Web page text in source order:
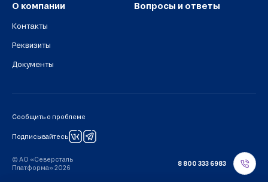
О компании
Контакты
Реквизиты
Документы
Вопросы и ответы
Сообщить о проблеме
© АО «Северсталь
Платформа» 2026
Подписывайтесь
8 800 333 6983